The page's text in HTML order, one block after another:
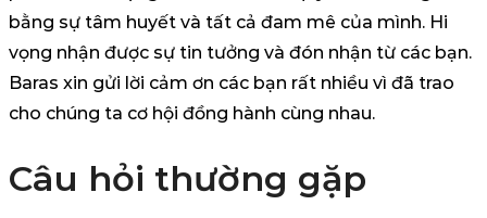
bằng sự tâm huyết và tất cả đam mê của mình. Hi
vọng nhận được sự tin tưởng và đón nhận từ các bạn.
Baras xin gửi lời cảm ơn các bạn rất nhiều vì đã trao
cho chúng ta cơ hội đồng hành cùng nhau.
Câu hỏi thường gặp